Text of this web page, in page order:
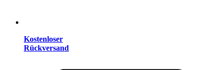
Kostenloser
Rückversand